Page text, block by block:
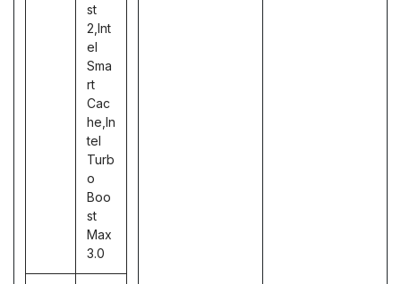
st
2,Int
el
Sma
rt
Cac
he,In
tel
Turb
o
Boo
st
Max
3.0